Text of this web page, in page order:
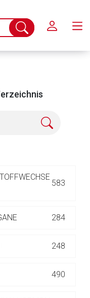
Suche
abschicken
583
284
248
490
Seite ist deren
Zur Seite